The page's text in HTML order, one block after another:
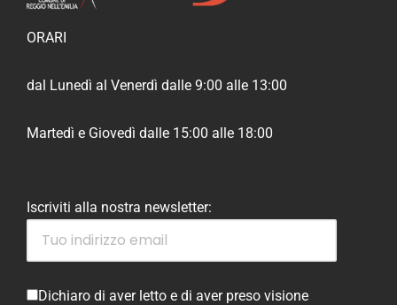
ORARI
dal Lunedì al Venerdì dalle 9:00 alle 13:00
Martedì e Giovedì dalle 15:00 alle 18:00
Iscriviti alla nostra newsletter:
Dichiaro di aver letto e di aver preso visione